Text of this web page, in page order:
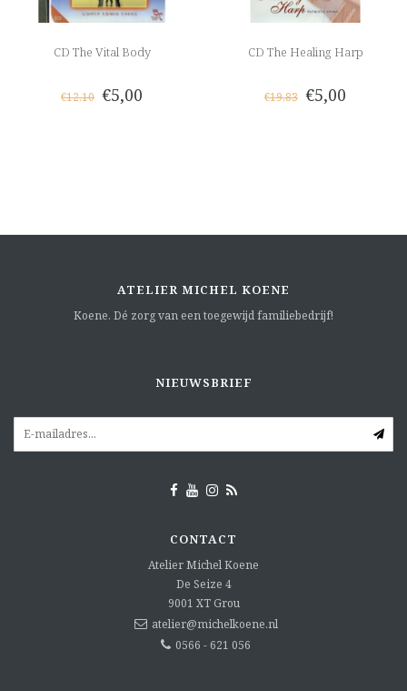
CD The Vital Body
€12,10 €5,00
CD The Healing Harp
€19,83 €5,00
ATELIER MICHEL KOENE
Koene. Dé zorg van een toegewijd familiebedrijf!
NIEUWSBRIEF
CONTACT
Atelier Michel Koene
De Seize 4
9001 XT Grou
atelier@michelkoene.nl
0566 - 621 056